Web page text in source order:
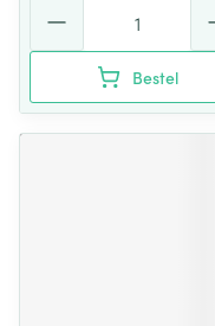
Bestel